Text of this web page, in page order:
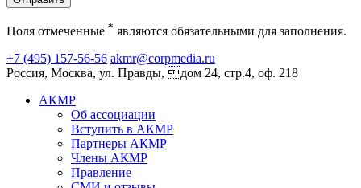
Поля отмеченные * являются обязательными для заполнения.
+7 (495) 157-56-56 akmr@corpmedia.ru
Россия, Москва, ул. Правды, дом 24, стр.4, оф. 218
АКМР
Об ассоциации
Вступить в АКМР
Партнеры АКМР
Члены АКМР
Правление